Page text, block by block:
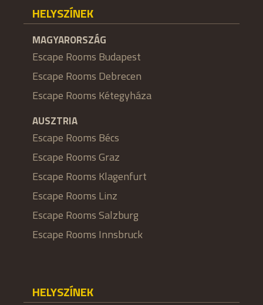
HELYSZÍNEK
MAGYARORSZÁG
Escape Rooms Budapest
Escape Rooms Debrecen
Escape Rooms Kétegyháza
AUSZTRIA
Escape Rooms Bécs
Escape Rooms Graz
Escape Rooms Klagenfurt
Escape Rooms Linz
Escape Rooms Salzburg
Escape Rooms Innsbruck
HELYSZÍNEK